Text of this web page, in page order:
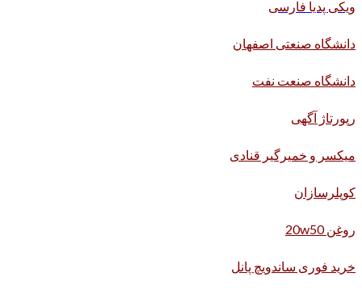
ویکی پدیا فارسی
دانشگاه صنعتی اصفهان
دانشگاه صنعت نفت
رپورتاژ آگهی
میکسر و خمیرگیر قنادی
کوپلرسازان
روغن 20w50
خرید فوری ساندویچ پانل